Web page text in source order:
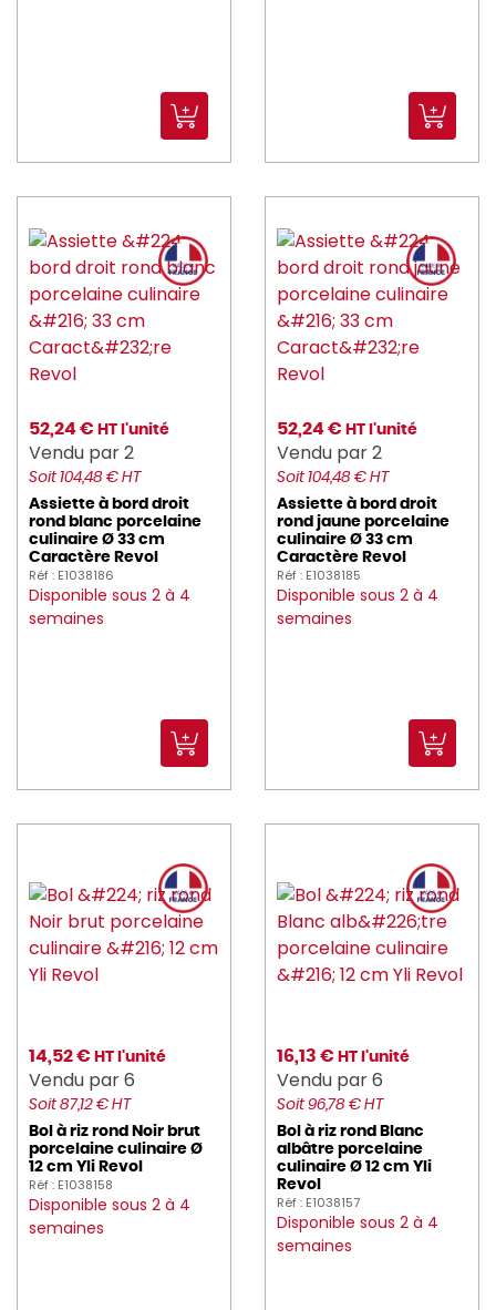
52,24 € HT l'unité
Vendu par 2
Soit 104,48 € HT
Assiette à bord droit
rond blanc porcelaine
culinaire Ø 33 cm
Caractère Revol
Réf : E1038186
Disponible sous 2 à 4
semaines
52,24 € HT l'unité
Vendu par 2
Soit 104,48 € HT
Assiette à bord droit
rond jaune porcelaine
culinaire Ø 33 cm
Caractère Revol
Réf : E1038185
Disponible sous 2 à 4
semaines
14,52 € HT l'unité
Vendu par 6
Soit 87,12 € HT
Bol à riz rond Noir brut
porcelaine culinaire Ø
12 cm Yli Revol
Réf : E1038158
Disponible sous 2 à 4
semaines
16,13 € HT l'unité
Vendu par 6
Soit 96,78 € HT
Bol à riz rond Blanc
albâtre porcelaine
culinaire Ø 12 cm Yli
Revol
Réf : E1038157
Disponible sous 2 à 4
semaines